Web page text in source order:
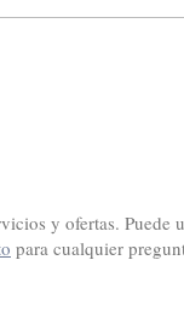
y ofertas. Puede
para cualquier